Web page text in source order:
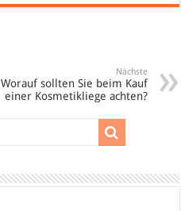
Nächste
Worauf sollten Sie beim Kauf
einer Kosmetikliege achten?